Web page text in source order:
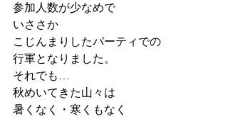
参加人数が少なめで
いささか
こじんまりしたパーティでの
行軍となりました。
それでも…
秋めいてきた山々は
暑くなく・寒くもなく